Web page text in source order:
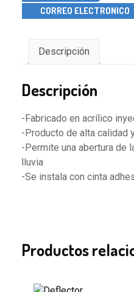
CORREO ELECTRONICO
Descripción
Descripción
-Fabricado en acrílico
-Producto de alta calidad
-Permite una abertura de
lluvia
-Se instala con cinta
Productos